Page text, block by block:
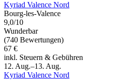
Kyriad Valence Nord
Bourg-les-Valence
9,0/10
Wunderbar
(740 Bewertungen)
67 €
inkl. Steuern & Gebühren
12. Aug.–13. Aug.
Kyriad Valence Nord